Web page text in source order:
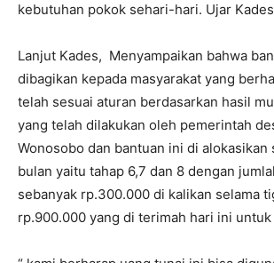
kebutuhan pokok sehari-hari. Ujar
Lanjut Kades, Menyampaikan bahwa
dibagikan kepada masyarakat yang
telah sesuai aturan berdasarkan hasil
yang telah dilakukan oleh pemerintah
Wonosobo dan bantuan ini di alokasikan
bulan yaitu tahap 6,7 dan 8 dengan
sebanyak rp.300.000 di kalikan selama
rp.900.000 yang di terimah hari ini